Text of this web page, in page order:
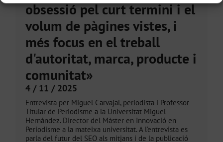
obsessió pel curt termini i el
volum de pàgines vistes, i
més focus en el treball
d'autoritat, marca, producte i
comunitat»
4 / 11 / 2025
Entrevista per Miguel Carvajal, periodista i Professor
Titular de Periodisme a la Universitat Miguel
Hernández. Director del Màster en Innovació en
Periodisme a la mateixa universitat. A l’entrevista es
parla del futur del SEO als mitjans i de la publicació